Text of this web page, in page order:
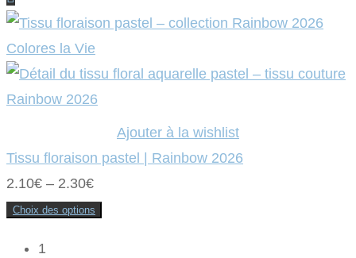
était :
2.30€.
est :
1.38€.
variations.
options
être
choisies
sur
la
Ajouter à la wishlist
Tissu floraison pastel | Rainbow 2026
2.10€ – 2.30€
Choix des options
Ce
1